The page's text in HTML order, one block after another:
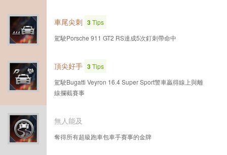
車尾尖刺 3Tips
駕駛Porsche 911 GT2 RS達成5次釘刺帶命中
頂尖好手 3Tips
駕駛Bugatti Veyron 16.4 Super Sport警車贏得線上與離
線攔截賽事
無人能及
奪得所有超級跑車包車手賽事的金牌